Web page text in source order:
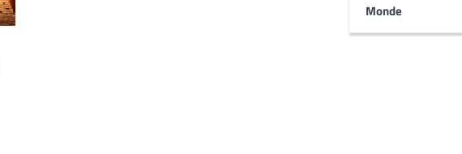
Monde